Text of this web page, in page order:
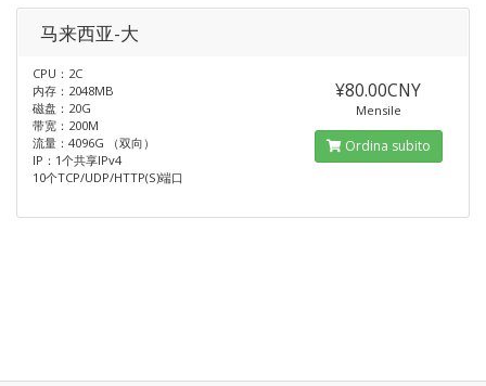
马来西亚-大
CPU：2C
内存：2048MB
磁盘：20G
带宽：200M
流量：4096G （双向）
IP：1个共享IPv4
10个TCP/UDP/HTTP(S)端口
¥80.00CNY
Mensile
Ordina subito